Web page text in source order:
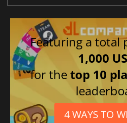
Featuring a total
1,000
for thetop 10
4 WAYS TO